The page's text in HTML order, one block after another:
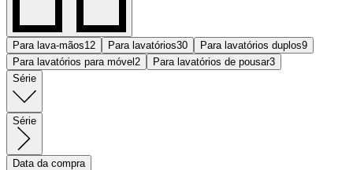
Para lava-mãos12 Para lavatórios30 Para lavatórios duplos9
Para lavatórios para móvel 2 Para lavatórios de pousar3
Série
Série
Data da compra